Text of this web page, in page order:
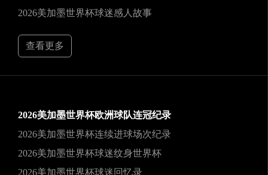
2026美加墨世界杯球迷感人故事
查看更多
2026美加墨世界杯欧洲球队连冠纪录
2026美加墨世界杯连续进球场次纪录
2026美加墨世界杯球迷纹身世界杯
2026美加墨世界杯球迷回忆录